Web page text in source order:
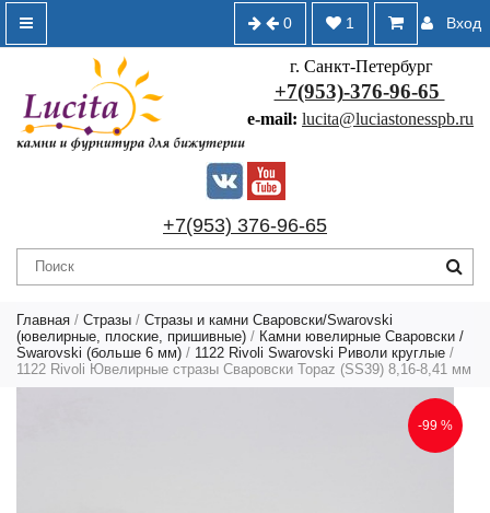
Вход
1
0
г. Санкт-Петербург
+7(953)-376-96-65
e-mail: lucita@luciastonesspb.ru
+7(953) 376-96-65
Главная / Стразы / Стразы и камни Сваровски/Swarovski
(ювелирные, плоские, пришивные) / Камни ювелирные Сваровски /
Swarovski (больше 6 мм) / 1122 Rivoli Swarovski Риволи круглые /
1122 Rivoli Ювелирные стразы Сваровски Topaz (SS39) 8,16-8,41 мм
-99 %